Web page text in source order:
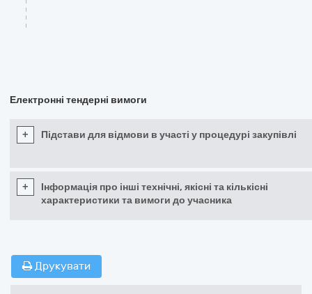
Електронні тендерні вимоги
+ Підстави для відмови в участі у процедурі закупівлі
+
Інформація про інші технічні, якісні та кількісні
характеристики та вимоги до учасника
Друкувати